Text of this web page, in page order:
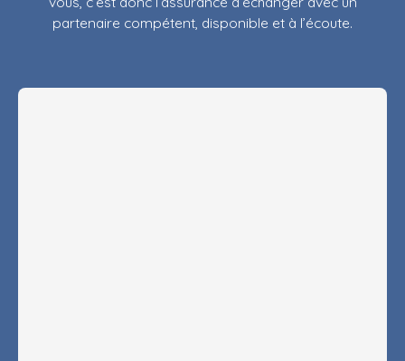
partenaire compétent, disponible et à l’écoute.